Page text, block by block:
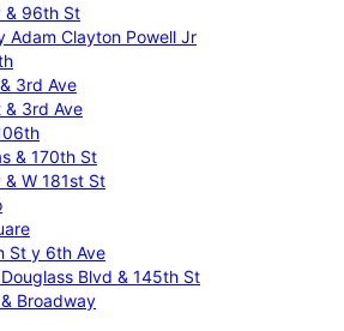
& 96th St
Adam Clayton Powell Jr
3rd Ave
& 3rd Ave
& 170th St
W 181st St
St y 6th Ave
Blvd & 145th St
Broadway